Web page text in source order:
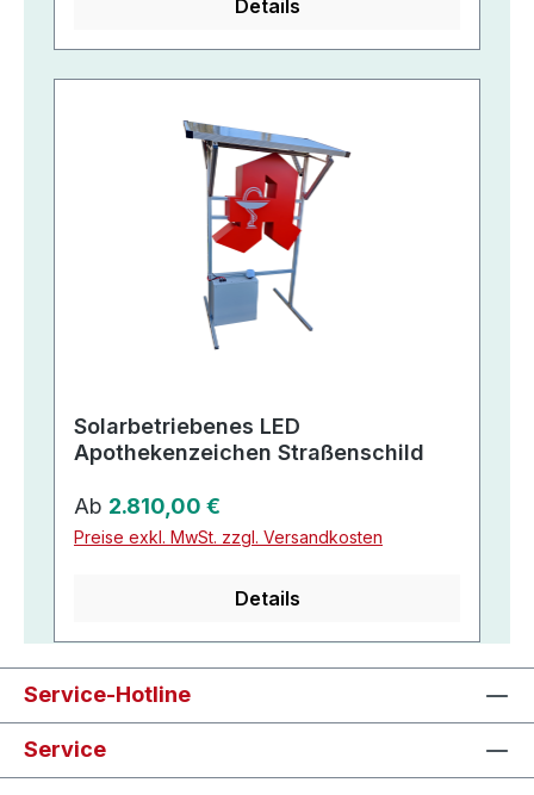
Details
Solarbetriebenes LED
Apothekenzeichen Straßenschild
Regulärer Preis:
Ab 2.810,00 €
Preise exkl. MwSt. zzgl. Versandkosten
Details
Service-Hotline
Service